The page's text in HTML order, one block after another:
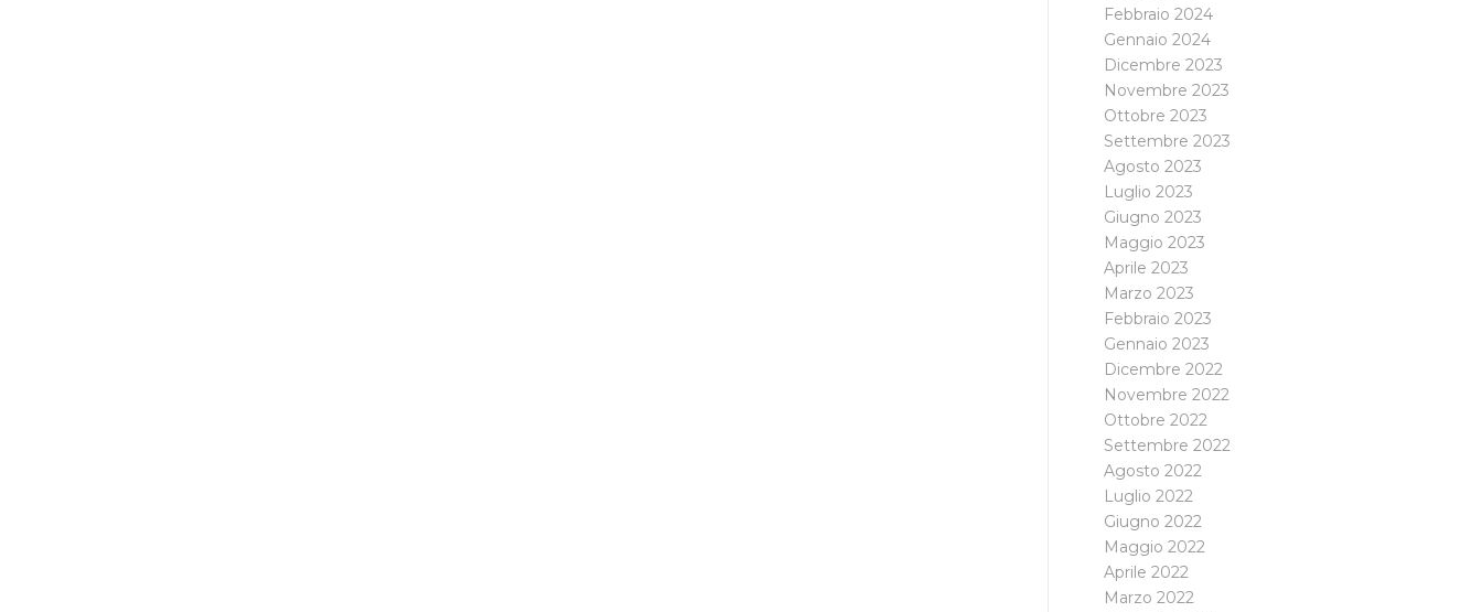
Febbraio 2024
Gennaio 2024
Dicembre 2023
Novembre 2023
Ottobre 2023
Settembre 2023
Agosto 2023
Luglio 2023
Giugno 2023
Maggio 2023
Aprile 2023
Marzo 2023
Febbraio 2023
Gennaio 2023
Dicembre 2022
Novembre 2022
Ottobre 2022
Settembre 2022
Agosto 2022
Luglio 2022
Giugno 2022
Maggio 2022
Aprile 2022
Marzo 2022